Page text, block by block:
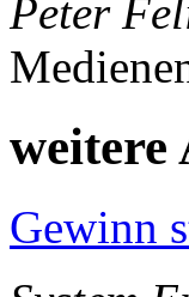
Peter
weitere
Gewinn